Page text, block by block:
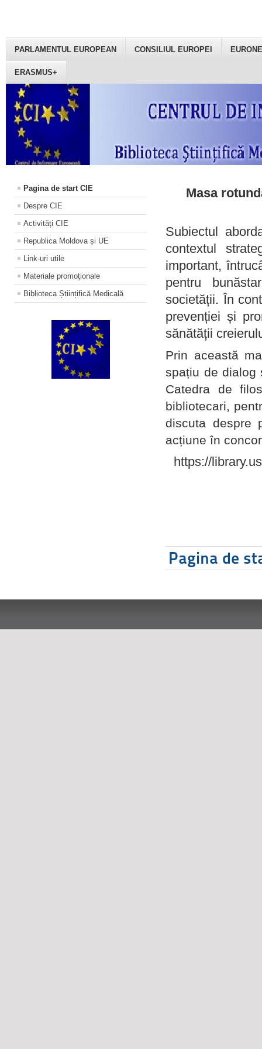
PARLAMENTUL EUROPEAN CONSILIUL EUROPEI
ERASMUS+
Pagina de start CIE
Despre CIE
Activități CIE
Republica Moldova și UE
Link-uri utile
Materiale promoţionale
Biblioteca Științifică Medicală
Masa
Subiectul
contextul
important,
pentru
societății. În
prevenției și
sănătății
Prin această
spațiu de dialog
Catedra de
bibliotecari,
discuta despre
acțiune în
https://
Pagina de